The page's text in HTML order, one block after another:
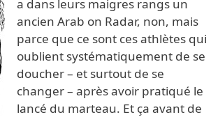
a dans leurs maigres rangs un
ancien Arab on Radar, non, mais
parce que ce sont ces athlètes qui
oublient systématiquement de se
doucher – et surtout de se
changer – après avoir pratiqué le
lancé du marteau. Et ça avant de